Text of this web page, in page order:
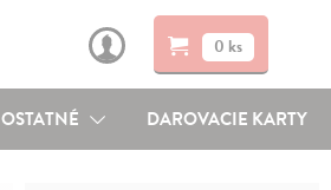
0 ks
OSTATNÉ DAROVACIE KARTY